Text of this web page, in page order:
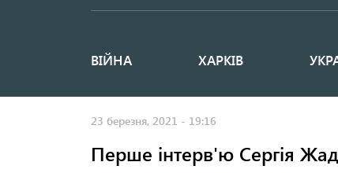
Основная
ВІЙНА ХАРКІВ
23 березня, 2021 - 19:16
Перше інтерв'ю Сергія